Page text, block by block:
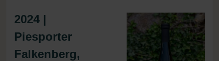
2024 |
Piesporter
Falkenberg,